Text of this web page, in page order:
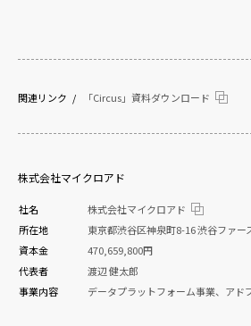
関連リンク 「Circus」資料ダウンロード
株式会社マイクロアド
社名
株式会社マイクロアド
所在地
東京都渋谷区神泉町8-16 渋谷ファー
資本金
470,659,800円
代表者
渡辺 健太郎
事業内容
データプラットフォーム事業、アド